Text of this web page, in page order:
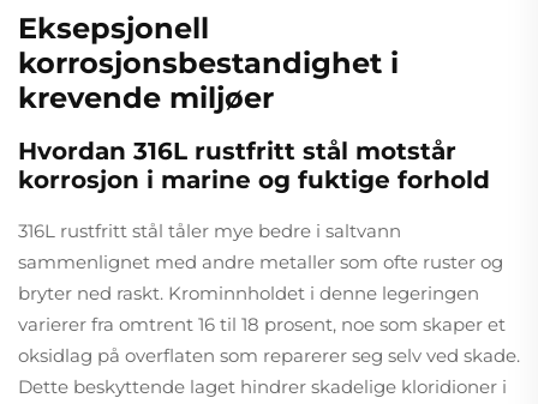
Eksepsjonell
korrosjonsbestandighet i
krevende miljøer
Hvordan 316L rustfritt stål motstår
korrosjon i marine og fuktige forhold
316L rustfritt stål tåler mye bedre i saltvann
sammenlignet med andre metaller som ofte ruster og
bryter ned raskt. Krominnholdet i denne legeringen
varierer fra omtrent 16 til 18 prosent, noe som skaper et
oksidlag på overflaten som reparerer seg selv ved skade.
Dette beskyttende laget hindrer skadelige kloridioner i